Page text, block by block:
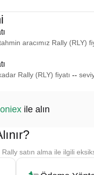
aracımız Rally (RLY)
Rally (RLY) fiyatı --
ile alın
satın alma ile ilgili